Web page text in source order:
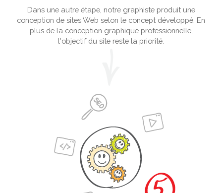
Dans une autre étape, notre graphiste produit une
conception de sites Web selon le concept développé. En
plus de la conception graphique professionnelle,
l'objectif du site reste la priorité.